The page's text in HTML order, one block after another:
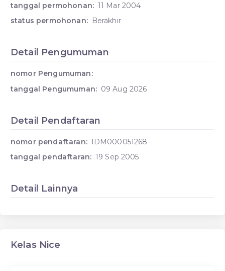
tanggal permohonan: 11 Mar 2004
status permohonan: Berakhir
Detail Pengumuman
nomor Pengumuman:
tanggal Pengumuman: 09 Aug 2026
Detail Pendaftaran
nomor pendaftaran: IDM000051268
tanggal pendaftaran: 19 Sep 2005
Detail Lainnya
Kelas Nice